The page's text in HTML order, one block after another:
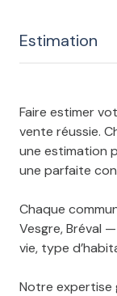
Estimation
Faire estimer
vente réussie.
une estimation
une parfaite
Chaque
Vesgre, Bréval
vie, type
Notre expertise